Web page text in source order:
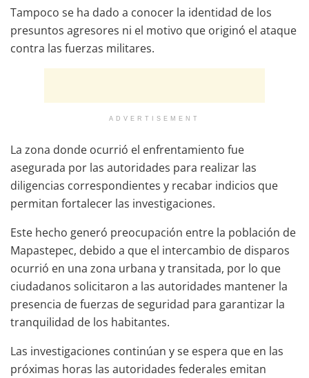
Tampoco se ha dado a conocer la identidad de los
presuntos agresores ni el motivo que originó el ataque
contra las fuerzas militares.
ADVERTISEMENT
La zona donde ocurrió el enfrentamiento fue
asegurada por las autoridades para realizar las
diligencias correspondientes y recabar indicios que
permitan fortalecer las investigaciones.
Este hecho generó preocupación entre la población de
Mapastepec, debido a que el intercambio de disparos
ocurrió en una zona urbana y transitada, por lo que
ciudadanos solicitaron a las autoridades mantener la
presencia de fuerzas de seguridad para garantizar la
tranquilidad de los habitantes.
Las investigaciones continúan y se espera que en las
próximas horas las autoridades federales emitan